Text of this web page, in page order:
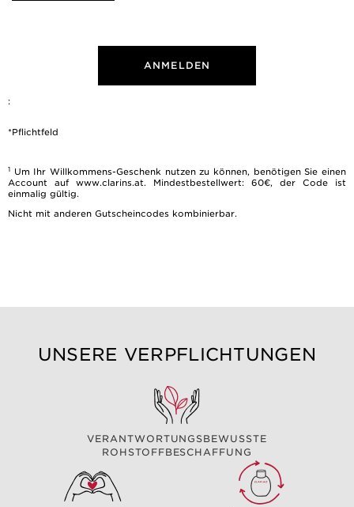
ANMELDEN
:
*Pflichtfeld
1 Um Ihr Willkommens-Geschenk nutzen zu können, benötigen Sie einen
Account auf www.clarins.at. Mindestbestellwert: 60€, der Code ist
einmalig gültig.
Nicht mit anderen Gutscheincodes kombinierbar.
UNSERE VERPFLICHTUNGEN
VERANTWORTUNGSBEWUSSTE
ROHSTOFFBESCHAFFUNG